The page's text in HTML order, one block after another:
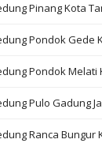
Pinang Kota
Pondok Gede
Pondok Melati
Pulo Gadung
Ranca